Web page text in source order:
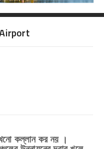
কল্লান কর নয় ।